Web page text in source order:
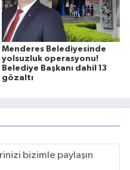
Menderes Belediyesinde
yolsuzluk operasyonu!
Belediye Başkanı dahil 13
gözaltı